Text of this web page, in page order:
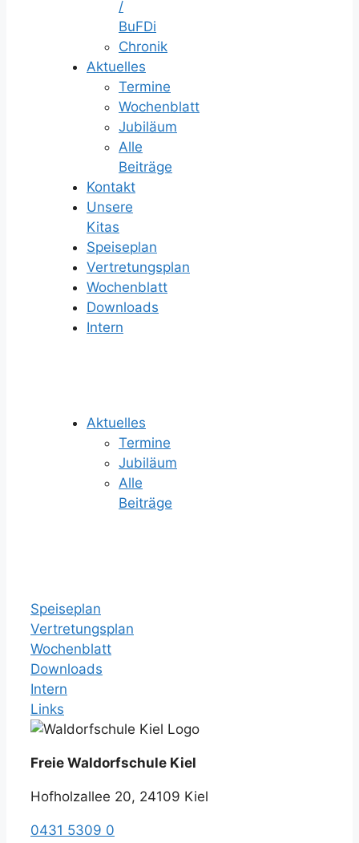
/
BuFDi
Chronik
Aktuelles
Termine
Wochenblatt
Jubiläum
Alle
Beiträge
Kontakt
Unsere
Kitas
Speiseplan
Vertretungsplan
Wochenblatt
Downloads
Intern
Aktuelles
Termine
Jubiläum
Alle
Beiträge
Speiseplan
Vertretungsplan
Wochenblatt
Downloads
Intern
Links
Freie Waldorfschule Kiel
Hofholzallee 20, 24109 Kiel
0431 5309 0